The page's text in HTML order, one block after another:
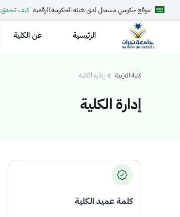
موقع حكومي مسجل لدى هيئة الحكومة الرقمية كيف تتحقق
الرئيسية عن الكلية
كلية التربية إدارة الكلية
إدارة الكلية
إدارة الكلية
كلمة عميد الكلية